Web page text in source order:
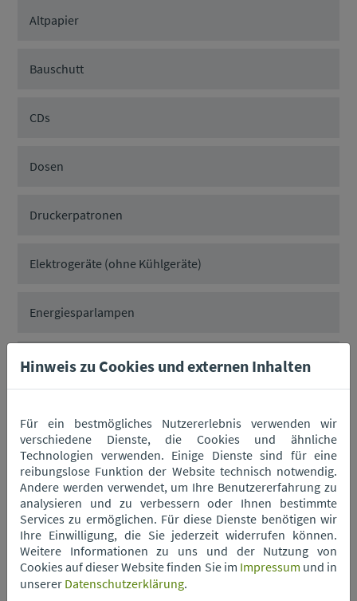
Altpapier
Bauschutt
CDs
Dosen
Druckerpatronen
Elektrogeräte (ohne Kühlgeräte)
Energiesparlampen
Grüngut
Haushaltsbatterien
Neonröhren
PU-Schaumdosen
Hinweis zu Cookies und externen Inhalten
Für ein bestmögliches Nutzererlebnis verwenden wir
verschiedene Dienste, die Cookies und ähnliche
Technologien verwenden. Einige Dienste sind für eine
reibungslose Funktion der Website technisch notwendig.
Andere werden verwendet, um Ihre Benutzererfahrung zu
analysieren und zu verbessern oder Ihnen bestimmte
Services zu ermöglichen. Für diese Dienste benötigen wir
Ihre Einwilligung, die Sie jederzeit widerrufen können.
Weitere Informationen zu uns und der Nutzung von
Cookies auf dieser Website finden Sie im Impressum und in
unserer Datenschutzerklärung.